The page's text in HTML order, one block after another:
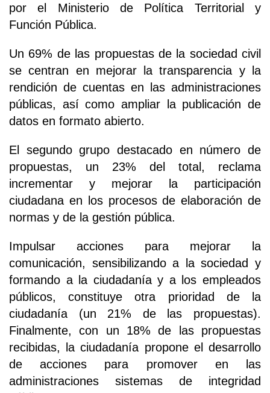
por el Ministerio de Política Territorial y
Función Pública.
Un 69% de las propuestas de la sociedad civil
se centran en mejorar la transparencia y la
rendición de cuentas en las administraciones
públicas, así como ampliar la publicación de
datos en formato abierto.
El segundo grupo destacado en número de
propuestas, un 23% del total, reclama
incrementar y mejorar la participación
ciudadana en los procesos de elaboración de
normas y de la gestión pública.
Impulsar acciones para mejorar la
comunicación, sensibilizando a la sociedad y
formando a la ciudadanía y a los empleados
públicos, constituye otra prioridad de la
ciudadanía (un 21% de las propuestas).
Finalmente, con un 18% de las propuestas
recibidas, la ciudadanía propone el desarrollo
de acciones para promover en las
administraciones sistemas de integridad